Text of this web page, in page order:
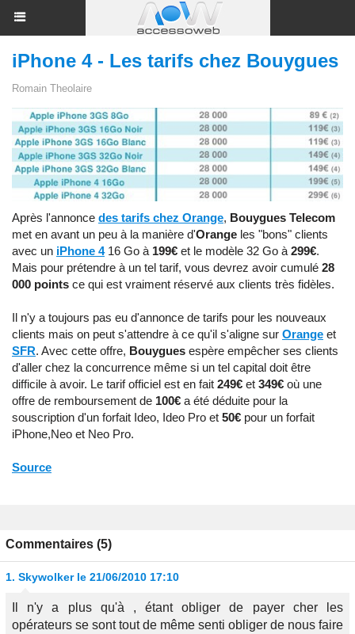
iPhone 4 - Les tarifs chez Bouygues
Romain Theolaire
Après l'annonce des tarifs chez Orange, Bouygues Telecom
met en avant un peu à la manière d'Orange les "bons" clients
avec un iPhone 416 Go à 199€ et le modèle 32 Go à 299€.
Mais pour prétendre à un tel tarif, vous devrez avoir cumulé 28
000 points ce qui est vraiment réservé aux clients très fidèles.
Il n'y a toujours pas eu d'annonce de tarifs pour les nouveaux
clients mais on peut s'attendre à ce qu'il s'aligne sur Orange et
SFR. Avec cette offre, Bouygues espère empêcher ses clients
d'aller chez la concurrence même si un tel capital doit être
difficile à avoir. Le tarif officiel est en fait 249€ et 349€ où une
offre de remboursement de 100€ a été déduite pour la
souscription d'un forfait Ideo, Ideo Pro et 50€ pour un forfait
iPhone,Neo et Neo Pro.
Source
Commentaires (5)
1. Skywolker le 21/06/2010 17:10
Il n'y a plus qu'à , étant obliger de payer cher les
opérateurs se sont tout de même senti obliger de nous faire